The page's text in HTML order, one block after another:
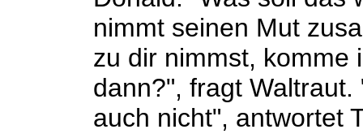
nimmt seinen Mut
zu dir nimmst, komme
dann?", fragt
auch nicht", antwortet